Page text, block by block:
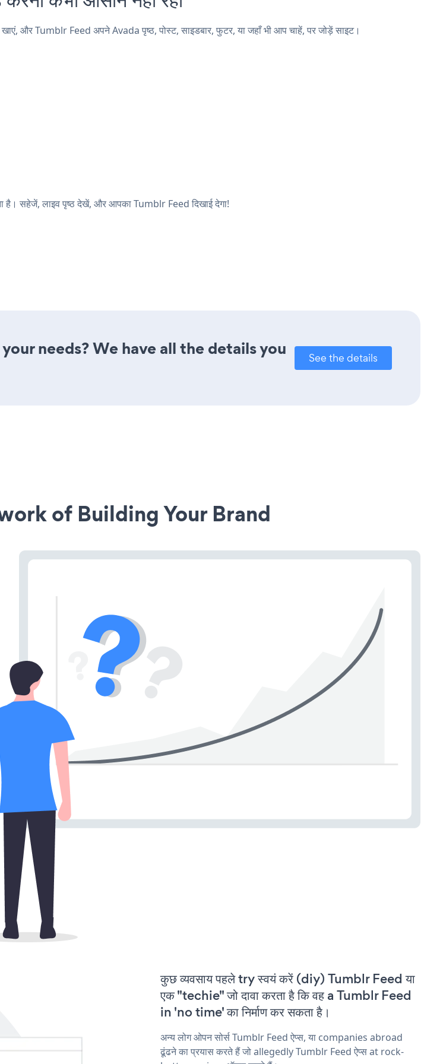
और Tumblr Feed अपने Avada पृष्ठ, पोस्ट, साइडबार, फुटर, या जहाँ भी आप चाहें, पर जोड़ें साइट।
है। सहेजें, लाइव पृष्ठ देखें, और आपका Tumblr Feed दिखाई देगा!
needs? We have all the details you
See the details
of Building Your Brand
कुछ व्यवसाय पहले try स्वयं करें (diy) Tumblr Feed या
एक "techie" जो दावा करता है कि वह a Tumblr Feed
in 'no time' का निर्माण कर सकता है।
अन्य लोग ओपन सोर्स Tumblr Feed ऐप्स, या companies abroad
ढूंढने का प्रयास करते हैं जो allegedly Tumblr Feed ऐप्स at rock-